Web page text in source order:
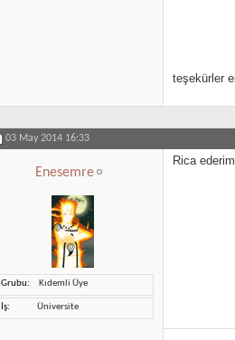
teşekürler
03 May 2014 16:33
Enesemre
Grubu Kıdemli Üye
İş Üniversite
Rica ederim.